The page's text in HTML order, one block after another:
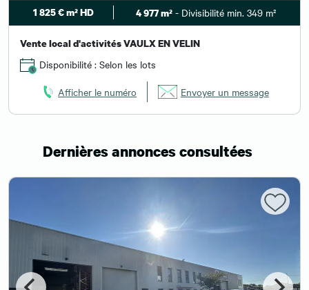
1 825 € m² HD 4 977 m²- Divisibilité min. 349 m²
Vente local d'activités VAULX EN VELIN
Disponibilité : Selon les lots
Afficher le numéro Envoyer un message
Dernières annonces consultées